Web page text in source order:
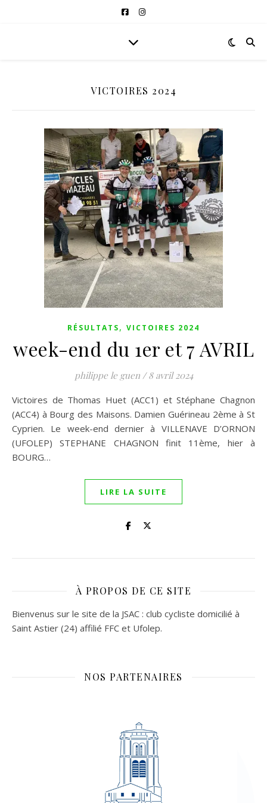
VICTOIRES 2024
RÉSULTATS, VICTOIRES 2024
week-end du 1er et 7 AVRIL
philippe le guen / 8 avril 2024
Victoires de Thomas Huet (ACC1) et Stéphane Chagnon
(ACC4) à Bourg des Maisons. Damien Guérineau 2ème à St
Cyprien. Le week-end dernier à VILLENAVE D’ORNON
(UFOLEP) STEPHANE CHAGNON finit 11ème, hier à
BOURG…
LIRE LA SUITE
À PROPOS DE CE SITE
Bienvenus sur le site de la JSAC : club cycliste domicilié à
Saint Astier (24) affilié FFC et Ufolep.
NOS PARTENAIRES